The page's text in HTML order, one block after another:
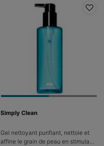
Simply Clean
Gel nettoyant purifiant, nettoie et
affine le grain de peau en stimulant